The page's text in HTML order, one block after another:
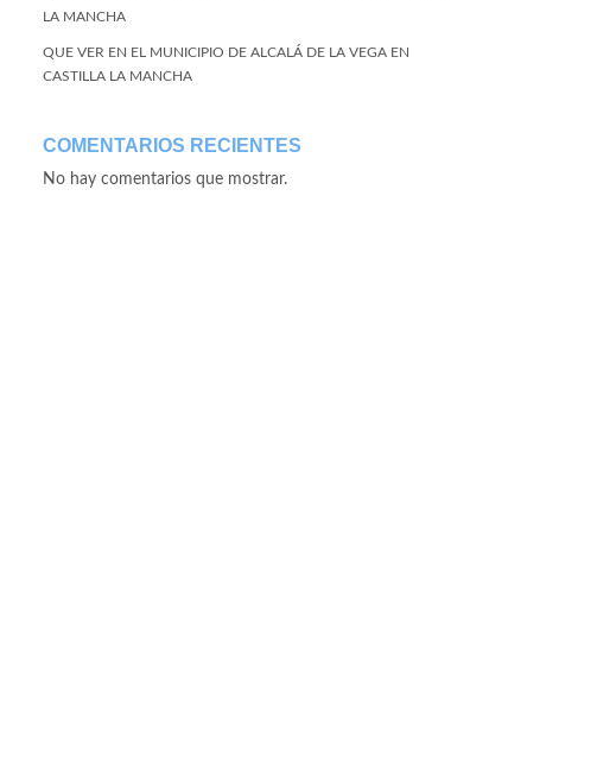
LA MANCHA
QUE VER EN EL MUNICIPIO DE ALCALÁ DE LA VEGA EN
CASTILLA LA MANCHA
COMENTARIOS RECIENTES
No hay comentarios que mostrar.